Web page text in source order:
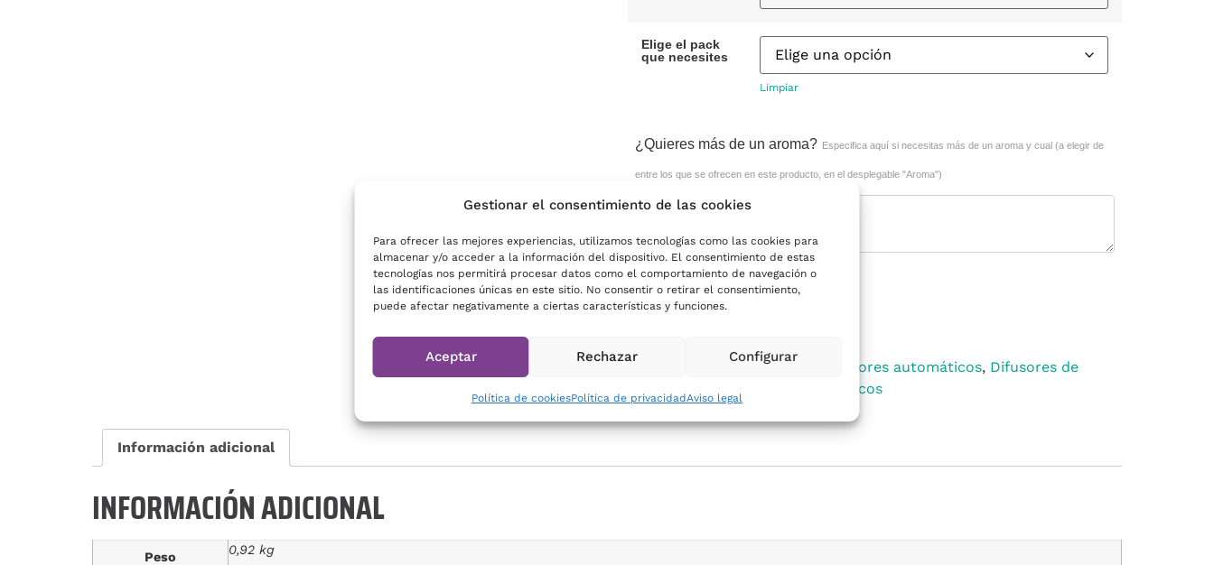
Gestionar el consentimiento de las cookies
Para ofrecer las mejores experiencias, utilizamos tecnologías como las cookies para
almacenar y/o acceder a la información del dispositivo. El consentimiento de estas
tecnologías nos permitirá procesar datos como el comportamiento de navegación o
las identificaciones únicas en este sitio. No consentir o retirar el consentimiento,
puede afectar negativamente a ciertas características y funciones.
Aceptar Rechazar Configurar
Política de cookiesPolítica de privacidadAviso legal
Elige el pack
que necesites
Limpiar
¿Quieres más de un aroma? Especifica aquí si necesitas más de un aroma y cual (a elegir de
entre los que se ofrecen en este producto, en el desplegable "Aroma")
Añadir al carrito
SKU: Categorías:Ambientadores automáticos, Difusores de
Nebulizadores automáticos
Información adicional
INFORMACIÓN ADICIONAL
Peso 0,92 kg